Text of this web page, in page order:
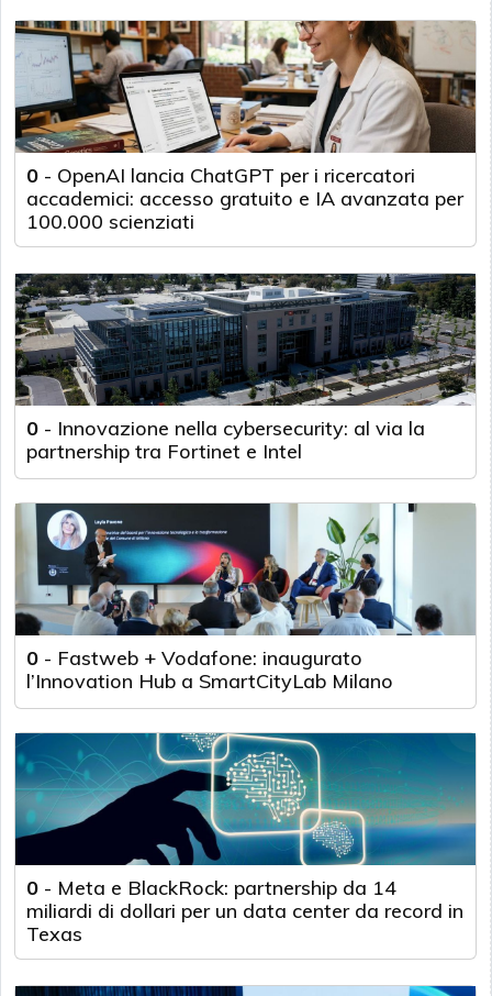
0 - OpenAI lancia ChatGPT per i ricercatori
accademici: accesso gratuito e IA avanzata per
100.000 scienziati
0 - Innovazione nella cybersecurity: al via la
partnership tra Fortinet e Intel
0 - Fastweb + Vodafone: inaugurato
l’Innovation Hub a SmartCityLab Milano
0 - Meta e BlackRock: partnership da 14
miliardi di dollari per un data center da record in
Texas